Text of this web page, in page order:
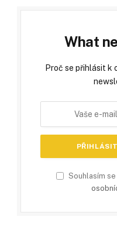
What
Proč se přihlásit k
Souhlasím se